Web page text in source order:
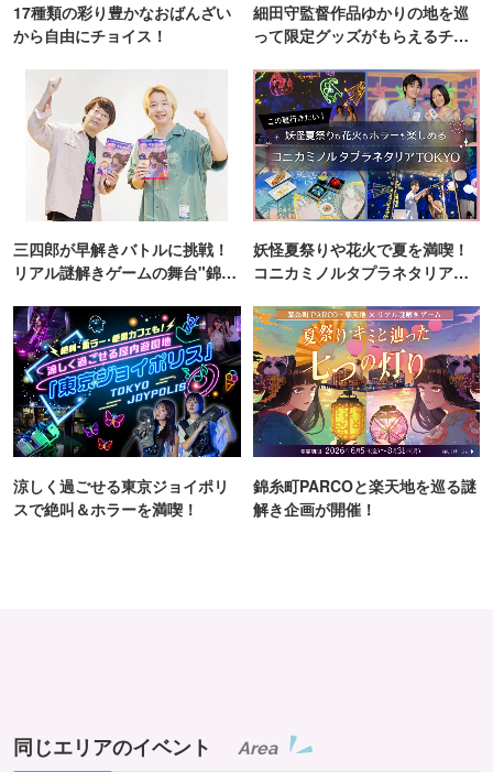
17種類の彩り豊かなおばんざい
から自由にチョイス！
細田守監督作品ゆかりの地を巡
って限定グッズがもらえるチャ
三四郎が早解きバトルに挑戦！
リアル謎解きゲームの舞台"錦糸
妖怪夏祭りや花火で夏を満喫！
コニカミノルタプラネタリア
涼しく過ごせる東京ジョイポリ
スで絶叫＆ホラーを満喫！
錦糸町PARCOと楽天地を巡る謎
解き企画が開催！
同じエリアのイベント Area